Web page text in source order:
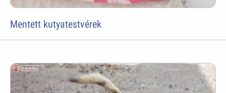
Mentett kutyatestvérek